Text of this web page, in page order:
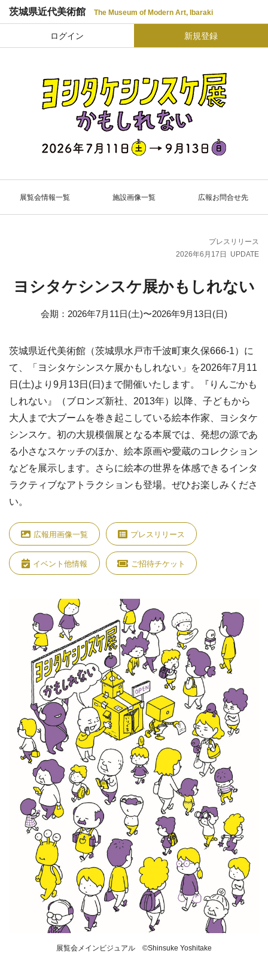
茨城県近代美術館 The Museum of Modern Art, Ibaraki
ログイン 新規登録
展覧会情報一覧 施設画像一覧 広報お問合せ先
プレスリリース
2026年6月17日
UPDATE
ヨシタケシンスケ展かもしれない
会期 ： 2026年7月11日(土)〜2026年9月13日(日)
茨城県近代美術館（茨城県水戸市千波町東久保666-1）に
て、「ヨシタケシンスケ展かもしれない」を2026年7月11
日(土)より9月13日(日)まで開催いたします。『りんごかも
しれない』（ブロンズ新社、2013年）以降、子どもから
大人まで大ブームを巻き起こしている絵本作家、ヨシタケ
シンスケ。初の大規模個展となる本展では、発想の源であ
る小さなスケッチのほか、絵本原画や愛蔵のコレクション
などを展示します。さらに絵本の世界を体感できるインタ
ラクティブなアトラクションも登場。ぜひお楽しみくださ
い。
広報用画像一覧 プレスリリース
イベント他情報 ご招待チケット
展覧会メインビジュアル ©Shinsuke Yoshitake